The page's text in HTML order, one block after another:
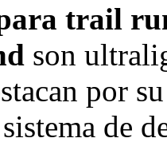
trail
son
por
de